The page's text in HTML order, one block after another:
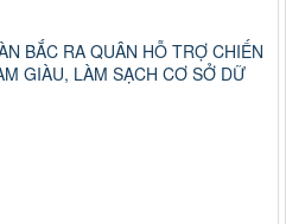
BẮC RA QUÂN HỖ TRỢ CHIẾN
GIÀU, LÀM SẠCH CƠ SỞ DỮ